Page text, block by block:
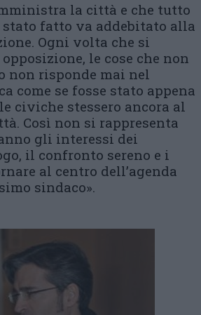
la città e che tutto
stato fatto va addebitato alla
Ogni volta che si
le cose che non
non risponde mai nel
come se fosse stato appena
civiche stessero ancora al
Così non si rappresenta
gli interessi dei
il confronto sereno e i
al centro dell’agenda
sindaco».